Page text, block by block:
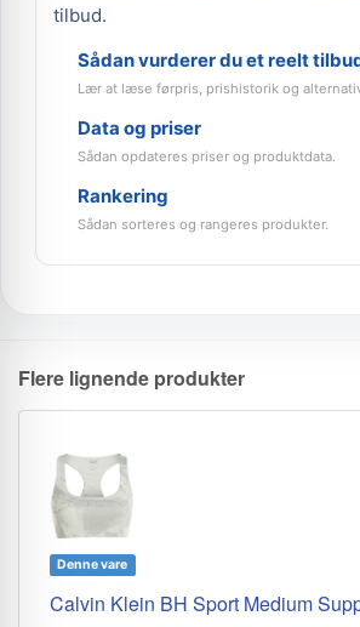
tilbud.
Sådan vurderer du et reelt
Lær at læse førpris, prishistorik og
Data og priser
Sådan opdateres priser og produktdata.
Rankering
Sådan sorteres og rangeres produkter.
Flere lignende produkter
Denne vare
Calvin Klein BH Sport Medium